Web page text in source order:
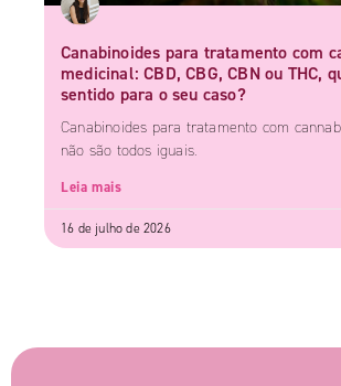
Canabinoides para tratamento com
medicinal: CBD, CBG, CBN ou THC,
sentido para o seu caso?
Canabinoides para tratamento com
não são todos iguais.
Leia mais
16 de julho de 2026